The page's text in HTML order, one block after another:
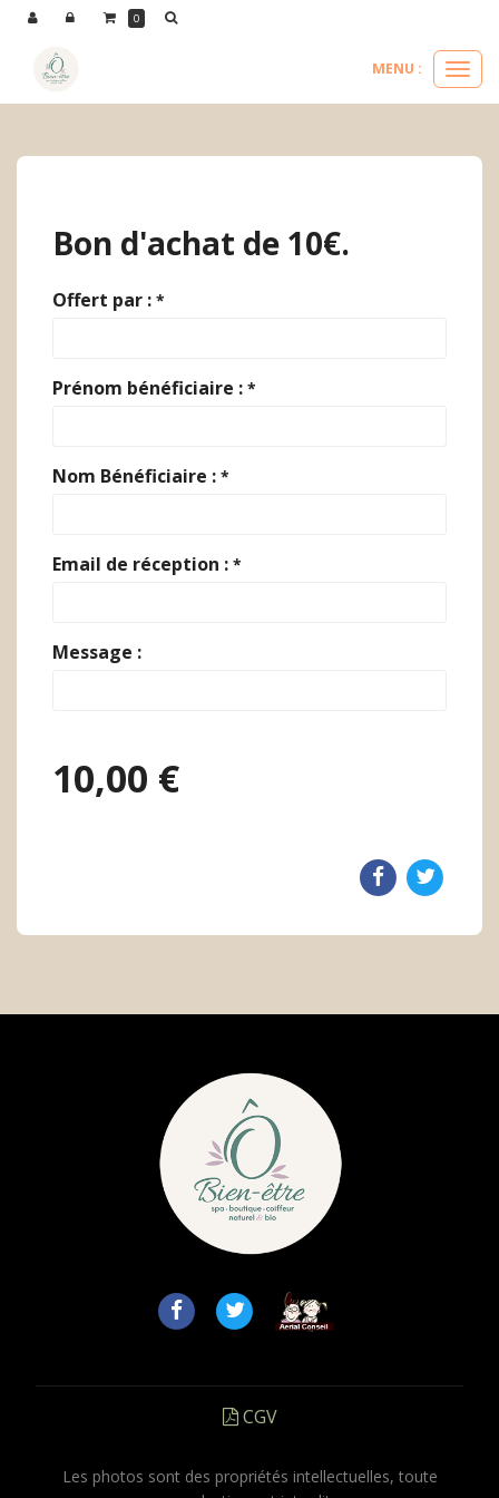
Ouvrir
le
MENU :
Bon d'achat de 10€.
Offert par :*
Prénom bénéficiaire :*
Nom Bénéficiaire :*
Email de réception :*
Message :
10,00 €
0
CGV
Les photos sont des propriétés intellectuelles, toute
Panneau de gestion des cookies